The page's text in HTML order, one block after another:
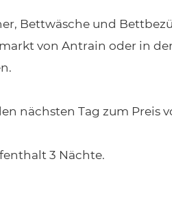
Bettwäsche und
von Antrain oder in
nächsten Tag zum Preis
3 Nächte.